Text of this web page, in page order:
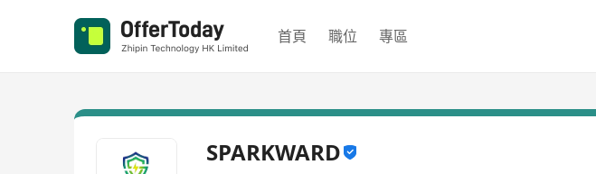
首頁 職位 專區
SPARKWARD